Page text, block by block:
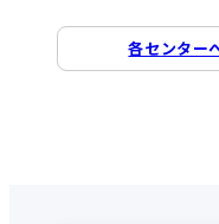
各センター